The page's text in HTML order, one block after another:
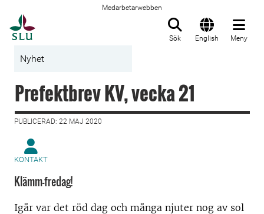
Medarbetarwebben
Sök English Meny
Nyhet
Prefektbrev KV, vecka 21
PUBLICERAD: 22 MAJ 2020
KONTAKT
Klämm-fredag!
Igår var det röd dag och många njuter nog av sol